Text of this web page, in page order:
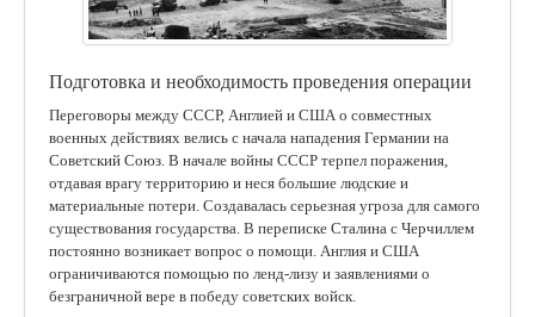
Подготовка и необходимость проведения операции
Переговоры между СССР, Англией и США о совместных
военных действиях велись с начала нападения Германии на
Советский Союз. В начале войны СССР терпел поражения,
отдавая врагу территорию и неся большие людские и
материальные потери. Создавалась серьезная угроза для самого
существования государства. В переписке Сталина с Черчиллем
постоянно возникает вопрос о помощи. Англия и США
ограничиваются помощью по ленд-лизу и заявлениями о
безграничной вере в победу советских войск.